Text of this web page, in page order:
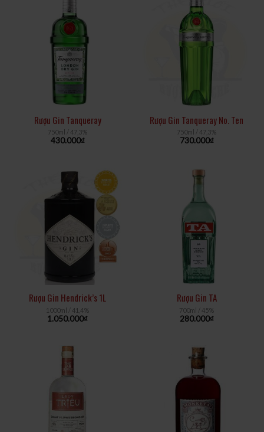
Rượu Gin Tanqueray
750ml / 47,3%
430.000₫
Rượu Gin Tanqueray No. Ten
750ml / 47,3%
730.000₫
Rượu Gin Hendrick’s 1L
1000ml / 41,4%
1.050.000₫
Rượu Gin TA
700ml / 45%
280.000₫